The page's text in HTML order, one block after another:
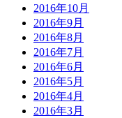
2016年10月
2016年9月
2016年8月
2016年7月
2016年6月
2016年5月
2016年4月
2016年3月